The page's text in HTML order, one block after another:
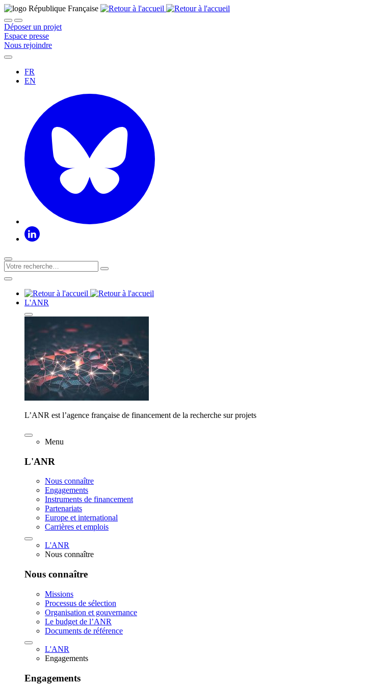
Déposer un projet
Espace presse
Nous rejoindre
FR
EN
L'ANR
L’ANR est l’agence française de financement de la recherche sur projets
Menu
L'ANR
Nous connaître
Engagements
Instruments de financement
Partenariats
Europe et international
Carrières et emplois
L'ANR
Nous connaître
Nous connaître
Missions
Processus de sélection
Organisation et gouvernance
Le budget de l’ANR
Documents de référence
L'ANR
Engagements
Engagements